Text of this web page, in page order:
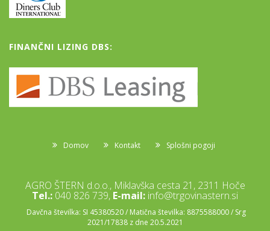
FINANČNI LIZING DBS:
Domov Kontakt Splošni pogoji
AGRO ŠTERN d.o.o., Miklavška cesta 21, 2311 Hoče
Tel.: 040 826 739, E-mail: info@trgovinastern.si
Davčna številka: SI 45380520 / Matična številka: 8875588000 / Srg
2021/17838 z dne 20.5.2021